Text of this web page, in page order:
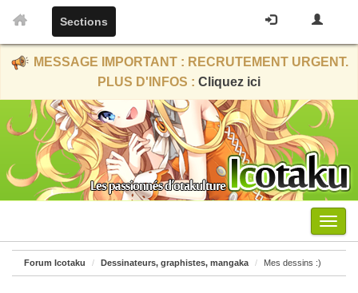
Sections
MESSAGE IMPORTANT : RECRUTEMENT URGENT.
PLUS D'INFOS : Cliquez ici
Menu
Forum Icotaku Dessinateurs, graphistes, mangaka Mes dessins :)